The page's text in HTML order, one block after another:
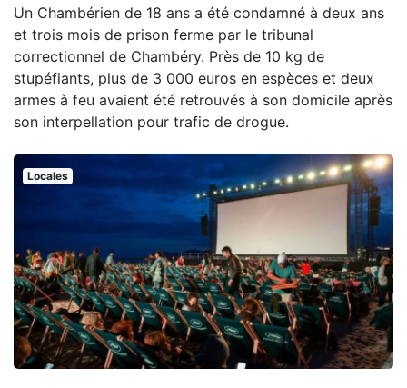
Un Chambérien de 18 ans a été condamné à deux ans
et trois mois de prison ferme par le tribunal
correctionnel de Chambéry. Près de 10 kg de
stupéfiants, plus de 3 000 euros en espèces et deux
armes à feu avaient été retrouvés à son domicile après
son interpellation pour trafic de drogue.
Locales